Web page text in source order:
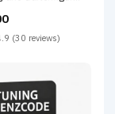
(30 reviews)